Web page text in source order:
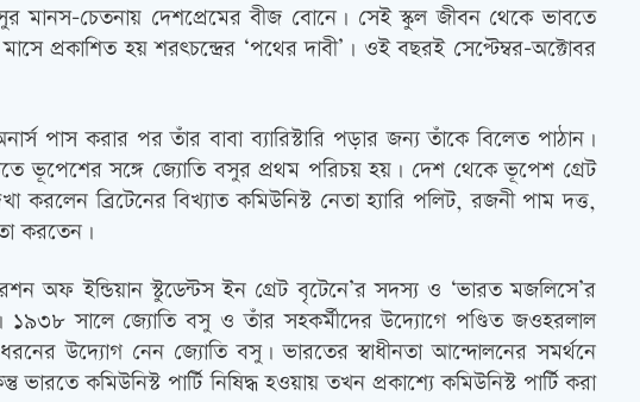
মানস-চেতনায় দেশপ্রেমের বীজ বোনে। সেই স্কুল জীবন থেকে ভাবতে
প্রকাশিত হয় শরৎচন্দ্রের ‘পথের দাবী’। ওই বছরই সেপ্টেম্বর-অক্টোবর
পাস করার পর তাঁর বাবা ব্যারিস্টারি পড়ার জন্য তাঁকে বিলেত পাঠান।
ভূপেশের সঙ্গে জ্যোতি বসুর প্রথম পরিচয় হয়। দেশ থেকে ভূপেশ গ্রেট
করলেন ব্রিটেনের বিখ্যাত কমিউনিস্ট নেতা হ্যারি পলিট, রজনী পাম দত্ত,
করতেন।
অফ ইন্ডিয়ান স্টুডেন্টস ইন গ্রেট বৃটেনে’র সদস্য ও ‘ভারত মজলিসে’র
১৯৩৮ সালে জ্যোতি বসু ও তাঁর সহকর্মীদের উদ্যোগে পণ্ডিত জওহরলাল
উদ্যোগ নেন জ্যোতি বসু। ভারতের স্বাধীনতা আন্দোলনের সমর্থনে
কমিউনিস্ট পার্টি নিষিদ্ধ হওয়ায় তখন প্রকাশ্যে কমিউনিস্ট পার্টি করা